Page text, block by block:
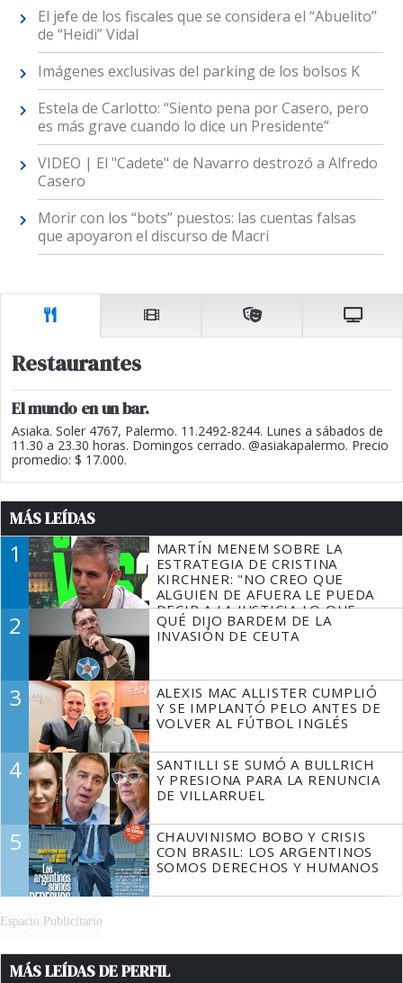
El jefe de los fiscales que se considera el “Abuelito”
de “Heidi” Vidal
Imágenes exclusivas del parking de los bolsos K
Estela de Carlotto: “Siento pena por Casero, pero
es más grave cuando lo dice un Presidente”
VIDEO | El "Cadete" de Navarro destrozó a Alfredo
Casero
Morir con los “bots” puestos: las cuentas falsas
que apoyaron el discurso de Macri
Restaurantes
El mundo en un bar.
Asiaka. Soler 4767, Palermo. 11.2492-8244. Lunes a sábados de
11.30 a 23.30 horas. Domingos cerrado. @asiakapalermo. Precio
promedio: $ 17.000.
MÁS LEÍDAS
1
MARTÍN MENEM SOBRE LA
ESTRATEGIA DE CRISTINA
KIRCHNER: "NO CREO QUE
ALGUIEN DE AFUERA LE PUEDA
DECIR A LA JUSTICIA LO QUE
TIENE QUE HACER"
2
QUÉ DIJO BARDEM DE LA
INVASIÓN DE CEUTA
3
ALEXIS MAC ALLISTER CUMPLIÓ
Y SE IMPLANTÓ PELO ANTES DE
VOLVER AL FÚTBOL INGLÉS
4
SANTILLI SE SUMÓ A BULLRICH
Y PRESIONA PARA LA RENUNCIA
DE VILLARRUEL
5
CHAUVINISMO BOBO Y CRISIS
CON BRASIL: LOS ARGENTINOS
SOMOS DERECHOS Y HUMANOS
Espacio Publicitario
MÁS LEÍDAS DE PERFIL